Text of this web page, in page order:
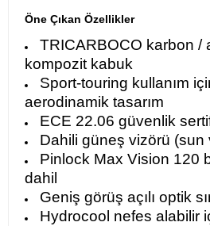
Öne Çıkan Özellikler
TRICARBOCO karbon /
kompozit kabuk
Sport-touring kullanım
aerodinamik tasarım
ECE 22.06 güvenlik
Dahili güneş vizörü (sun
Pinlock Max Vision 120
dahil
Geniş görüş açılı optik
Hydrocool nefes alabilir